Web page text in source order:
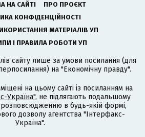
НА САЙТІ
ПРО ПРОЄКТ
КОНФІДЕНЦІЙНОСТІ
МАТЕРІАЛІВ УП
І ПРАВИЛА РОБОТИ УП
сайту лише за умови посилання (для
на "Економічну правду".
на цьому сайті із посиланням на
Україна", не підлягають подальшому
в будь-якій формі,
дозволу агентства "Інтерфакс-
Україна".